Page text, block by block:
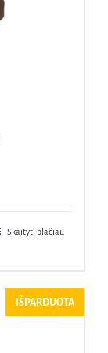
Skaityti plačiau
IŠPARDUOTA